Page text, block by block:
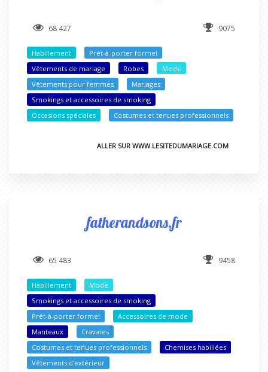
68 427 9075
Habillement
Prêt-à-porter formel
Vêtements de mariage
Robes
Mode
Vêtements pour femmes
Mariages
Smokings et accessoires de smoking
Occasions spéciales
Costumes et tenues professionnels
ALLER SUR WWW.LESITEDUMARIAGE.COM
fatherandsons.fr
65 483 9458
Habillement
Mode
Smokings et accessoires de smoking
Prêt-à-porter formel
Accessoires de mode
Manteaux
Cravates
Costumes et tenues professionnels
Chemises habillées
Vêtements d'extérieur